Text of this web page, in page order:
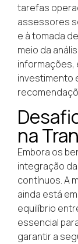
tarefas
assessores
e à tomada
meio da
informações,
investimento
na
Embora os
integração
contínuos. A
ainda está
equilíbrio
essencial
garantir a